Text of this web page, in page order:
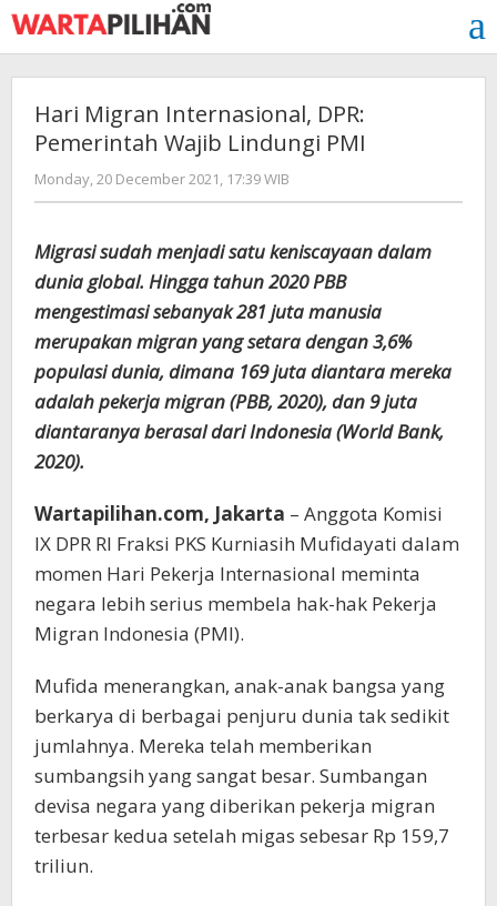
Skip
to
content
Hari Migran Internasional, DPR:
Pemerintah Wajib Lindungi PMI
Monday, 20 December 2021, 17:39 WIB
Adi
Migrasi sudah menjadi satu keniscayaan dalam
dunia global. Hingga tahun 2020 PBB
mengestimasi sebanyak 281 juta manusia
merupakan migran yang setara dengan 3,6%
populasi dunia, dimana 169 juta diantara mereka
adalah pekerja migran (PBB, 2020), dan 9 juta
diantaranya berasal dari Indonesia (World Bank,
2020).
Wartapilihan.com, Jakarta – Anggota Komisi
IX DPR RI Fraksi PKS Kurniasih Mufidayati dalam
momen Hari Pekerja Internasional meminta
negara lebih serius membela hak-hak Pekerja
Migran Indonesia (PMI).
Mufida menerangkan, anak-anak bangsa yang
berkarya di berbagai penjuru dunia tak sedikit
jumlahnya. Mereka telah memberikan
sumbangsih yang sangat besar. Sumbangan
devisa negara yang diberikan pekerja migran
terbesar kedua setelah migas sebesar Rp 159,7
triliun.